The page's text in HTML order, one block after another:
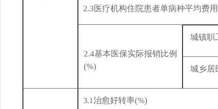
2.3医疗机构住院患者单病种平均费用
2.4基本医保实际报销比例
(%)
城镇职
城乡居
3.1治愈好转率(%)